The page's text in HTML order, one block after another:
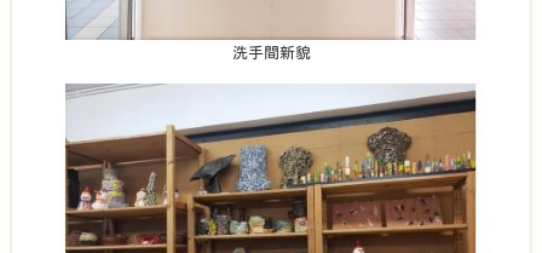
洗手間新貌